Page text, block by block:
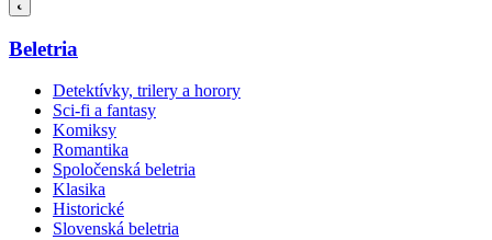
Beletria
Detektívky, trilery a horory
Sci-fi a fantasy
Komiksy
Romantika
Spoločenská beletria
Klasika
Historické
Slovenská beletria